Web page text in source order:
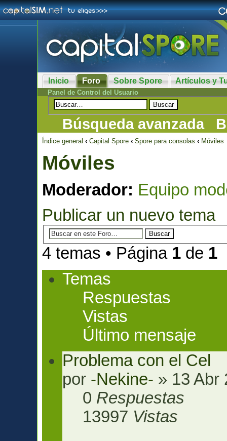
Inicio Foro Sobre Spore Artículos y
Panel de Control del Usuario
Búsqueda avanzada
Índice general ‹ Capital Spore ‹ Spore para consolas ‹ Móviles
Móviles
Moderador: Equipo
Publicar un nuevo tema
4 temas • Página 1 de 1
Temas
Respuestas
Vistas
Último mensaje
Problema con el Cel
por -Nekine- » 13 Abr
0 Respuestas
13997 Vistas